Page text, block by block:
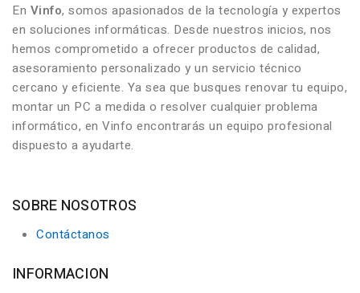
En Vinfo, somos apasionados de la tecnología y expertos
en soluciones informáticas. Desde nuestros inicios, nos
hemos comprometido a ofrecer productos de calidad,
asesoramiento personalizado y un servicio técnico
cercano y eficiente. Ya sea que busques renovar tu equipo,
montar un PC a medida o resolver cualquier problema
informático, en Vinfo encontrarás un equipo profesional
dispuesto a ayudarte.
SOBRE NOSOTROS
Contáctanos
INFORMACION